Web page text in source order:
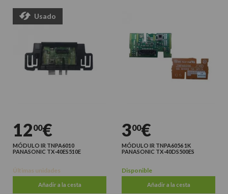
Usado
1200€
MÓDULO IR TNPA6010
PANASONIC TX-40ES510E
Últimas unidades
Añadir a la cesta
300€
MÓDULO IR TNPA6056 1K
PANASONIC TX-40DS500ES
Disponible
Añadir a la cesta